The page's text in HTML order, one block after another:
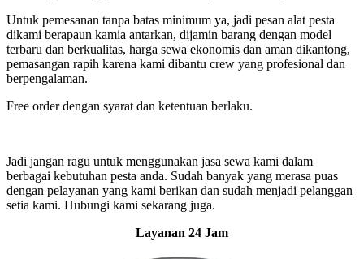
Untuk pemesanan tanpa batas minimum ya, jadi pesan alat pesta
dikami berapaun kamia antarkan, dijamin barang dengan model
terbaru dan berkualitas, harga sewa ekonomis dan aman dikantong,
pemasangan rapih karena kami dibantu crew yang profesional dan
berpengalaman.
Free order dengan syarat dan ketentuan berlaku.
Jadi jangan ragu untuk menggunakan jasa sewa kami dalam
berbagai kebutuhan pesta anda. Sudah banyak yang merasa puas
dengan pelayanan yang kami berikan dan sudah menjadi pelanggan
setia kami. Hubungi kami sekarang juga.
Layanan 24 Jam